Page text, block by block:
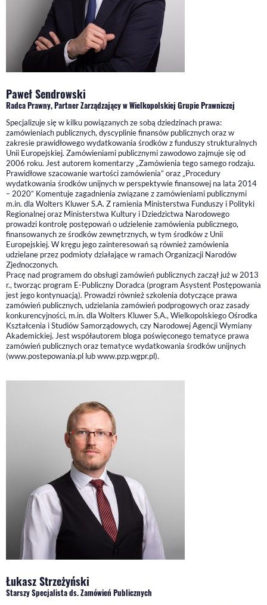
Paweł Sendrowski
Radca Prawny, Partner Zarządzający w Wielkopolskiej Grupie Prawniczej
Specjalizuje się w kilku powiązanych ze sobą dziedzinach prawa:
zamówieniach publicznych, dyscyplinie finansów publicznych oraz w
zakresie prawidłowego wydatkowania środków z funduszy strukturalnych
Unii Europejskiej. Zamówieniami publicznymi zawodowo zajmuje się od
2006 roku. Jest autorem komentarzy „Zamówienia tego samego rodzaju.
Prawidłowe szacowanie wartości zamówienia” oraz „Procedury
wydatkowania środków unijnych w perspektywie finansowej na lata 2014
– 2020” Komentuje zagadnienia związane z zamówieniami publicznymi
m.in. dla Wolters Kluwer S.A. Z ramienia Ministerstwa Funduszy i Polityki
Regionalnej oraz Ministerstwa Kultury i Dziedzictwa Narodowego
prowadzi kontrolę postępowań o udzielenie zamówienia publicznego,
finansowanych ze środków zewnętrznych, w tym środków z Unii
Europejskiej. W kręgu jego zainteresowań są również zamówienia
udzielane przez podmioty działające w ramach Organizacji Narodów
Zjednoczonych.
Pracę nad programem do obsługi zamówień publicznych zaczął już w 2013
r., tworząc program E-Publiczny Doradca (program Asystent Postępowania
jest jego kontynuacją). Prowadzi również szkolenia dotyczące prawa
zamówień publicznych, udzielania zamówień podprogowych oraz zasady
konkurencyjności, m.in. dla Wolters Kluwer S.A., Wielkopolskiego Ośrodka
Kształcenia i Studiów Samorządowych, czy Narodowej Agencji Wymiany
Akademickiej. Jest współautorem bloga poświęconego tematyce prawa
zamówień publicznych oraz tematyce wydatkowania środków unijnych
(www.postepowania.pl lub www.pzp.wgpr.pl).
Łukasz Strzeżyński
Starszy Specjalista ds. Zamówień Publicznych